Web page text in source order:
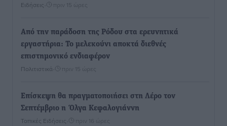
Ειδήσεις πριν 15 ώρες
Από την παράδοση της Ρόδου στα ερευνητικά
εργαστήρια: Το μελεκούνι αποκτά διεθνές
επιστημονικό ενδιαφέρον
Πολιτιστικά πριν 15 ώρες
Επίσκεψη θα πραγματοποιήσει στη Λέρο τον
Σεπτέμβριο η Όλγα Κεφαλογιάννη
Τοπικές Ειδήσεις πριν 16 ώρες